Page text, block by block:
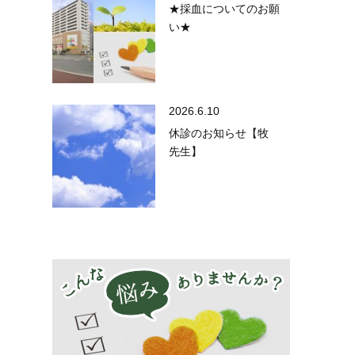
★採血についてのお願
い★
休診のお知らせ【牧
先生】
2026.6.10